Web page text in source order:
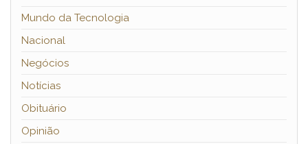
Mundo da Tecnologia
Nacional
Negócios
Notícias
Obituário
Opinião